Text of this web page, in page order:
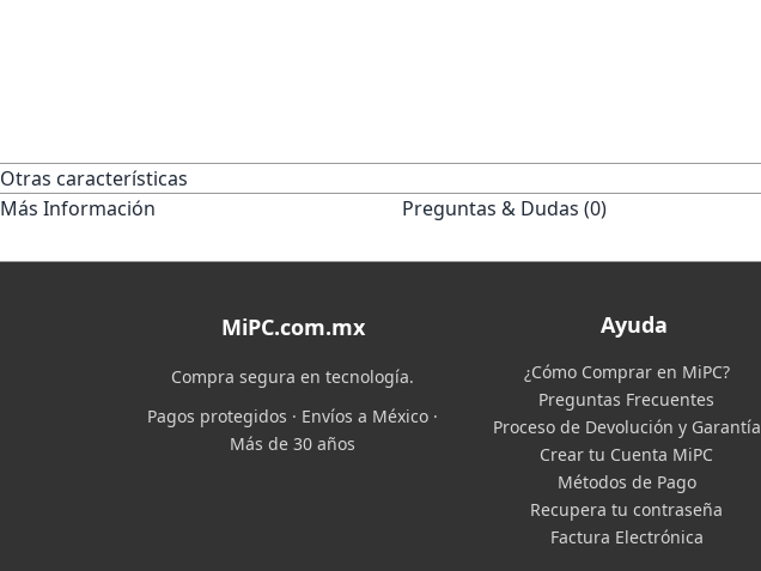
Otras características
Más Información
Preguntas & Dudas (0)
MiPC.com.mx
Compra segura en tecnología.
Pagos protegidos · Envíos a México ·
Más de 30 años
Ayuda
¿Cómo Comprar en MiPC?
Preguntas Frecuentes
Proceso de Devolución y Garantía
Crear tu Cuenta MiPC
Métodos de Pago
Recupera tu contraseña
Factura Electrónica